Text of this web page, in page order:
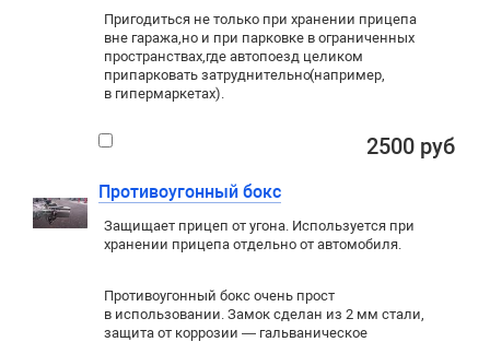
Пригодиться не только при хранении прицепа
вне гаража,но и при парковке в ограниченных
пространствах,где автопоезд целиком
припарковать затруднительно(например,
в гипермаркетах).
2500 руб
Противоугонный бокс
Защищает прицеп от угона. Используется при
хранении прицепа отдельно от автомобиля.
Противоугонный бокс очень прост
в использовании. Замок сделан из 2 мм стали,
защита от коррозии — гальваническое